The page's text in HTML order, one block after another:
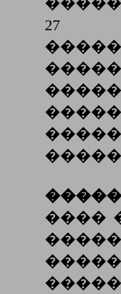
27
�����
����